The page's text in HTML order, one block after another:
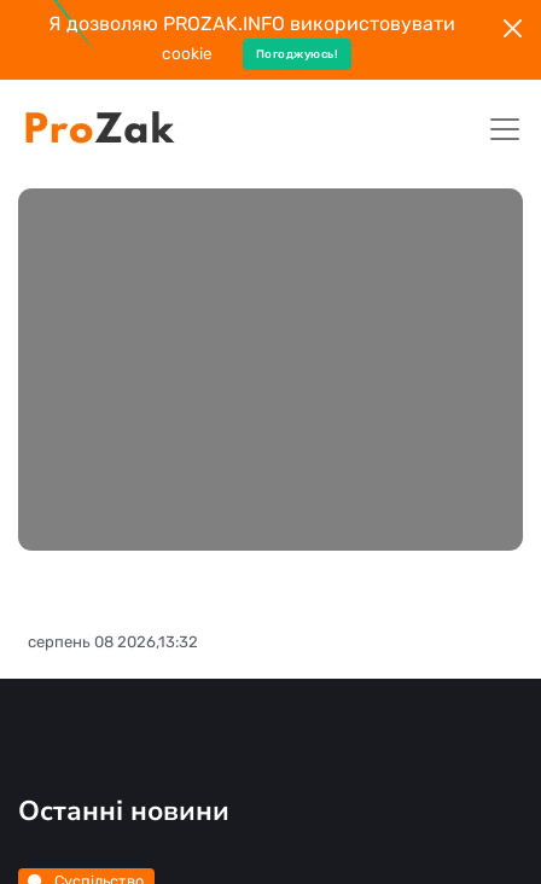
Я дозволяю PROZAK.INFO використовувати
cookie Погоджуюсь!
серпень 08 2026,13:32
Останні новини